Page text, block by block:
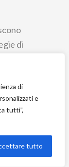
di
e
tutti”,
tutto
di
per
->